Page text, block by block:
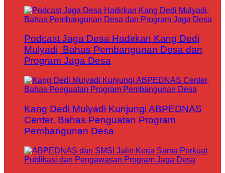
Podcast Jaga Desa Hadirkan Kang Dedi
Mulyadi, Bahas Pembangunan Desa dan
Program Jaga Desa
Kang Dedi Mulyadi Kunjungi ABPEDNAS
Center, Bahas Penguatan Program
Pembangunan Desa